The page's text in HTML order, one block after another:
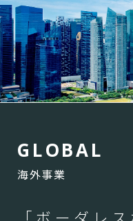
G LOBAL
海外事業